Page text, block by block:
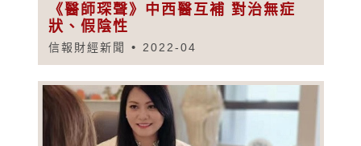
《醫師琛聲》中西醫互補 對治無症
狀、假陰性
信報財經新聞 2022-04